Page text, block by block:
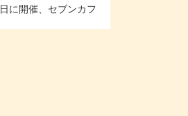
品。TVerでの見逃し配
日に開催、セブンカフ